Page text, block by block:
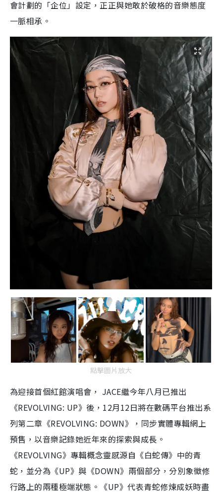
會計劃的「企位」設定，正正與她敢於破格的音樂態度
一脈相承。
點擊圖片放大
為迎接首個紅館演唱會， JACE繼今年八月已推出
《REVOLVING: UP》後，12月12日將在數碼平台推出系
列第二章《REVOLVING: DOWN》，同步實體專輯網上
預售，以音樂記錄她近年來的探索與成長。
《REVOLVING》專輯概念靈感源自《白蛇傳》中的青
蛇，並分為《UP》與《DOWN》兩個部分，分別象徵修
行路上的兩種極端狀態。《UP》代表青蛇修煉成妖時盡